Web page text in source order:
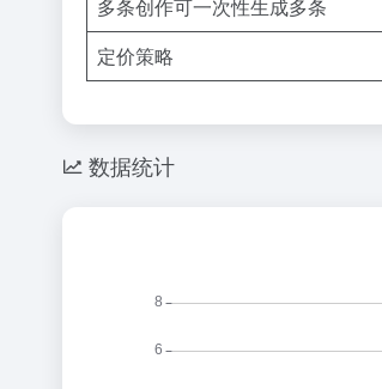
多条创作可一次性生成多条
定价策略
数据统计